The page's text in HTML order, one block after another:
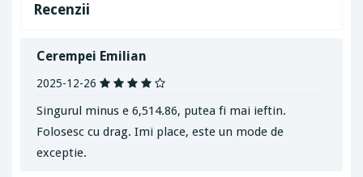
Recenzii
Cerempei Emilian
2025-12-26
Singurul minus e 6,514.86, putea fi mai ieftin.
Folosesc cu drag. Imi place, este un mode de
exceptie.